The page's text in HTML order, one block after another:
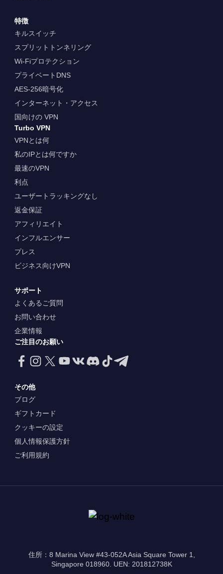
特徴
キルスイッチ
スプリットトンネリング
Wi-Fiプロテクション
プライベートDNS
AES-256暗号化
インターネット・アクセス
国向けの VPN
Turbo VPN
VPNとは何
私のIPとは何ですか
最速のVPN
利点
ユーザートラッキングなし
返金保証
アフィリエイト
インフルエンサー
プレス
ビジネス向けVPN
サポート
よくあるご質問
お問い合わせ
企業情報
ご注目のお願い
その他
ブログ
ギフトカード
クッキーの設定
個人情報保護方針
ご利用規約
住所：8 Marina View #43-052A Asia Square Tower 1,
Singapore 018960. UEN: 201812738K